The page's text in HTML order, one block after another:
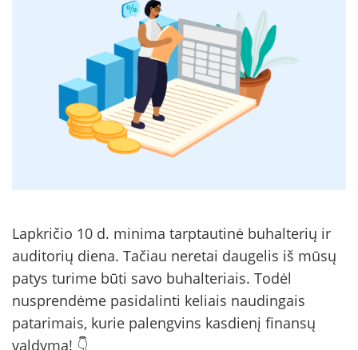
Lapkričio 10 d. minima tarptautinė buhalterių ir
auditorių diena. Tačiau neretai daugelis iš mūsų
patys turime būti savo buhalteriais. Todėl
nusprendėme pasidalinti keliais naudingais
patarimais, kurie palengvins kasdienį finansų
valdymą! 👇